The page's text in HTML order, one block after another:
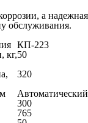
а надежная
обслуживания.
КП-223
кг,50
320
Автоматический
300
765